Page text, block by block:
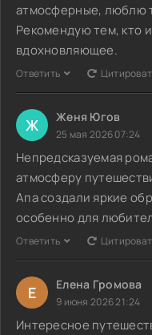
атмосферные, люблю
Рекомендую тем, кто
вдохновляющее.
Ответить
Ж Женя Югов
25 мая 2026 07:24
Непредсказуемая
атмосферу
Апа создали яркие
особенно для
Ответить
Е Елена Громова
9 июня 2026 21:24
Интересное